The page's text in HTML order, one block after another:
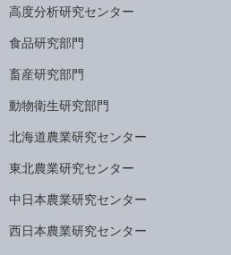
高度分析研究センター
食品研究部門
畜産研究部門
動物衛生研究部門
北海道農業研究センター
東北農業研究センター
中日本農業研究センター
西日本農業研究センター